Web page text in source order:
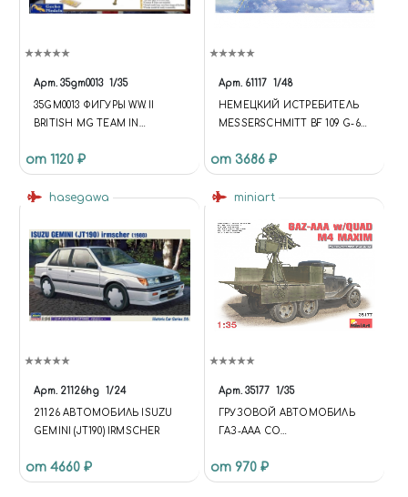
Арт. 35gm0013 1/35
35GM0013 ФИГУРЫ W.W. II
BRITISH MG TEAM IN
от 1120 ₽
Арт. 61117 1/48
НЕМЕЦКИЙ ИСТРЕБИТЕЛЬ
MESSERSCHMITT BF 109 G-6
от 3686 ₽
hasegawa
Арт. 21126hg 1/24
21126 АВТОМОБИЛЬ ISUZU
GEMINI (JT190) IRMSCHER
от 4660 ₽
miniart
Арт. 35177 1/35
ГРУЗОВОЙ АВТОМОБИЛЬ
ГАЗ-AAA CО
ПУЛЕМЕТОМ МАКСИМ М4
от 970 ₽